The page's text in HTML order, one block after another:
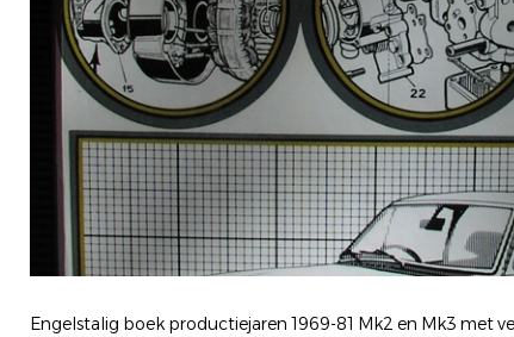
Engelstalig boek productiejaren 1969-81 Mk2 en Mk3 met